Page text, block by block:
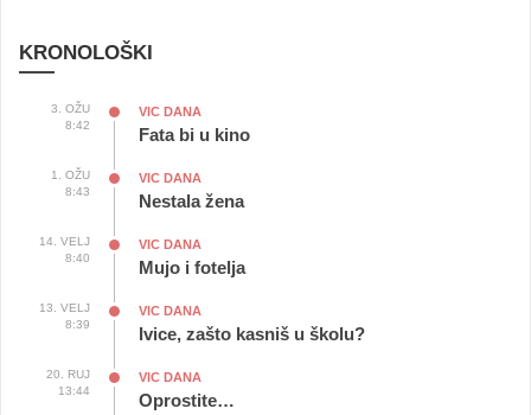
KRONOLOŠKI
3. OŽU
8:42
VIC DANA
Fata bi u kino
1. OŽU
8:43
VIC DANA
Nestala žena
14. VELJ
8:40
VIC DANA
Mujo i fotelja
13. VELJ
8:39
VIC DANA
Ivice, zašto kasniš u školu?
20. RUJ
13:44
VIC DANA
Oprostite…